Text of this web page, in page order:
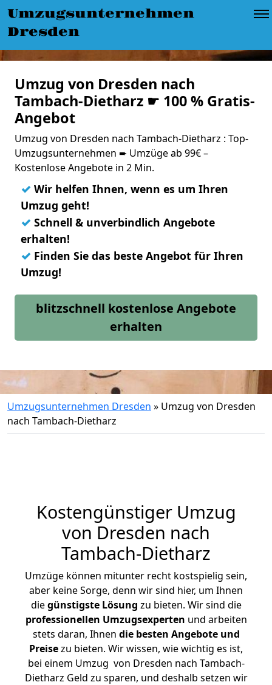
Umzugsunternehmen
Dresden
Umzug von Dresden nach
Tambach-Dietharz ☛ 100 % Gratis-
Angebot
Umzug von Dresden nach Tambach-Dietharz : Top-
Umzugsunternehmen ➨ Umzüge ab 99€ –
Kostenlose Angebote in 2 Min.
✓ Wir helfen Ihnen, wenn es um Ihren
Umzug geht!
✓ Schnell & unverbindlich Angebote
erhalten!
✓ Finden Sie das beste Angebot für Ihren
Umzug!
blitzschnell kostenlose Angebote
erhalten
Umzugsunternehmen Dresden » Umzug von Dresden
nach Tambach-Dietharz
Kostengünstiger Umzug
von Dresden nach
Tambach-Dietharz
Umzüge können mitunter recht kostspielig sein,
aber keine Sorge, denn wir sind hier, um Ihnen
diegünstigste Lösung zu bieten. Wir sind die
professionellen Umzugsexperten und arbeiten
stets daran, Ihnen die besten Angebote und
Preisezu bieten. Wir wissen, wie wichtig es ist,
bei einem Umzug von Dresden nach Tambach-
Dietharz Geld zu sparen, und deshalb setzen wir